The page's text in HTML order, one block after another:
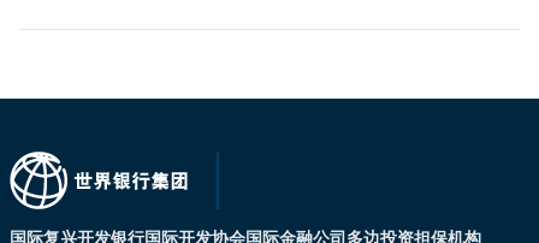
国际复兴开发银行国际开发协会国际金融公司多边投资担保机构